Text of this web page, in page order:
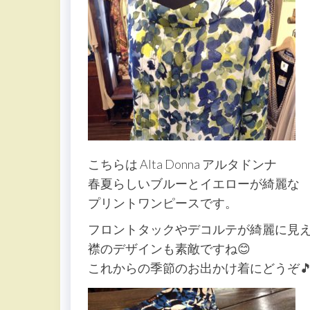
こちらは Alta Donna アルタドンナ
春夏らしいブルーとイエローが綺麗な
プリントワンピースです。
フロントタックやデコルテが綺麗に見
襟のデザインも素敵ですね😊
これからの季節のお出かけ着にどうぞ